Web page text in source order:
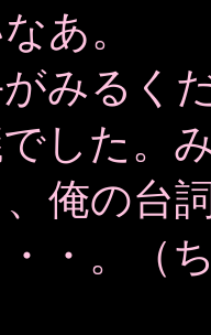
あ。
みるく
した。
、俺の台
・。（